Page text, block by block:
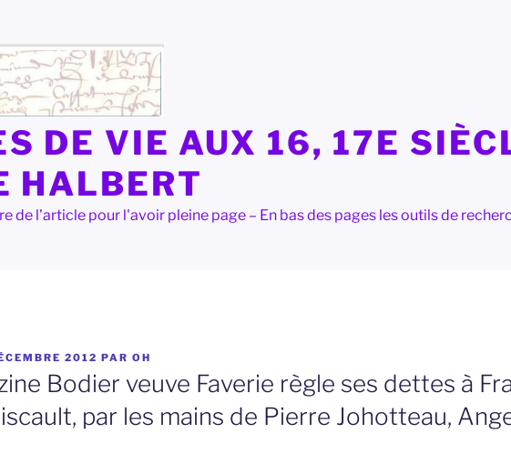
DE VIE AUX 16, 17E
HALBERT
de l'article pour l'avoir pleine page – En bas des pages les outils de
2012 PAR OH
Bodier veuve Faverie règle ses dettes à
par les mains de Pierre Johotteau,